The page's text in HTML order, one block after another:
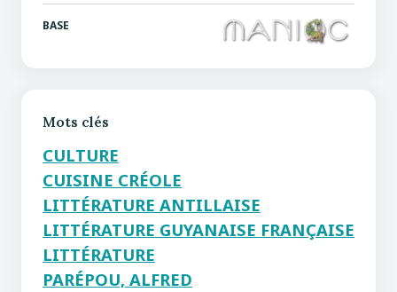
BASE
Mots clés
CULTURE
CUISINE CRÉOLE
LITTÉRATURE ANTILLAISE
LITTÉRATURE GUYANAISE FRANÇAISE
LITTÉRATURE
PARÉPOU, ALFRED